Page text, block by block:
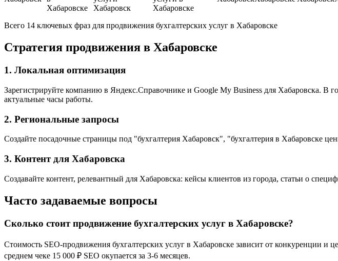
Хабаровске
Хабаровск
Хабаровске
Всего 14 ключевых фраз для продвижения бухгалтерских услуг в Хабаровске
Стратегия продвижения в Хабаровске
1. Локальная оптимизация
Зарегистрируйте компанию в Яндекс.Справочнике и Google My Business для Хабаровска. В
актуальные часы работы.
2. Региональные запросы
Создайте посадочные страницы под "бухгалтерия Хабаровск", "бухгалтерия в Хабаровске
3. Контент для Хабаровска
Создавайте контент, релевантный для Хабаровска: кейсы клиентов из города, статьи о
Часто задаваемые вопросы
Сколько стоит продвижение бухгалтерских услуг в Хабаровске?
Стоимость SEO-продвижения бухгалтерских услуг в Хабаровске зависит от конкуренции и
среднем чеке 15 000 ₽ SEO окупается за 3-6 месяцев.